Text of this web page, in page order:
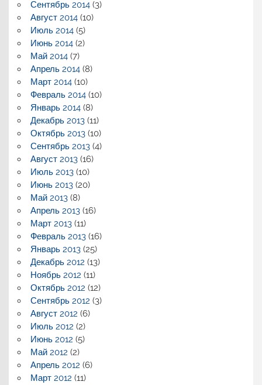
Сентябрь 2014(3)
Август 2014(10)
Июль 2014(5)
Июнь 2014(2)
Май 2014(7)
Апрель 2014(8)
Март 2014(10)
Февраль 2014(10)
Январь 2014(8)
Декабрь 2013(11)
Октябрь 2013(10)
Сентябрь 2013(4)
Август 2013(16)
Июль 2013(10)
Июнь 2013(20)
Май 2013(8)
Апрель 2013(16)
Март 2013(11)
Февраль 2013(16)
Январь 2013(25)
Декабрь 2012 (13)
Ноябрь 2012 (11)
Октябрь 2012 (12)
Сентябрь 2012 (3)
Август 2012 (6)
Июль 2012 (2)
Июнь 2012 (5)
Май 2012 (2)
Апрель 2012 (6)
Март 2012 (11)